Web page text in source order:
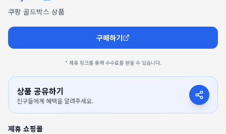
쿠팡 골드박스 상품
구매하기
* 제휴 링크를 통해 수수료를 받을 수 있습니다.
상품 공유하기
친구들에게 혜택을 알려주세요.
제휴 쇼핑몰